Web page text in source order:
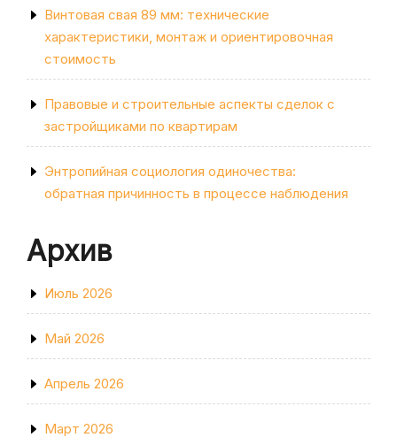
Винтовая свая 89 мм: технические
характеристики, монтаж и ориентировочная
стоимость
Правовые и строительные аспекты сделок с
застройщиками по квартирам
Энтропийная социология одиночества:
обратная причинность в процессе наблюдения
Архив
Июль 2026
Май 2026
Апрель 2026
Март 2026